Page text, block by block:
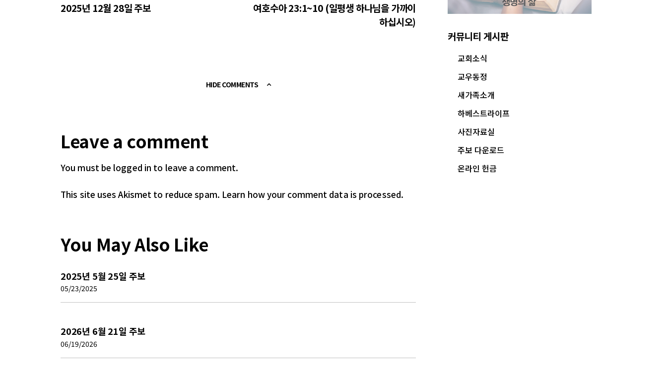
2025년 12월 28일 주보
여호수아 23:1~10 (일평생 하나님을 가까이
하십시오)
HIDE COMMENTS
Leave a comment
You must be logged in to leave a comment.
This site uses Akismet to reduce spam. Learn how your comment data is processed.
You May Also Like
2025년 5월 25일 주보
05/23/2025
2026년 6월 21일 주보
06/19/2026
커뮤니티 게시판
교회소식
교우동정
새가족소개
하베스트라이프
사진자료실
주보 다운로드
온라인 헌금